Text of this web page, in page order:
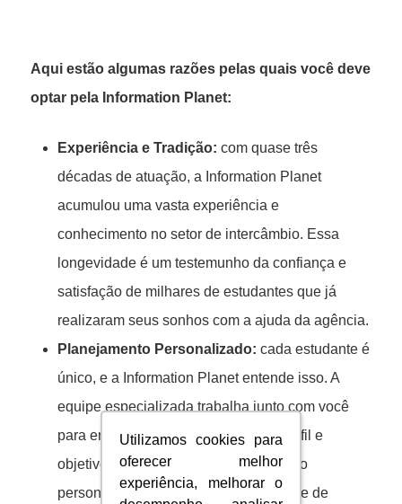
Utilizamos cookies para
oferecer melhor
experiência, melhorar o
Utilizamos cookies para
oferecer melhor
experiência, melhorar o
Aqui estão algumas razões pelas quais você deve
optar pela Information Planet:
Experiência e Tradição: com quase três
décadas de atuação, a Information Planet
acumulou uma vasta experiência e
conhecimento no setor de intercâmbio. Essa
longevidade é um testemunho da confiança e
satisfação de milhares de estudantes que já
realizaram seus sonhos com a ajuda da agência.
Planejamento Personalizado: cada estudante é
único, e a Information Planet entende isso. A
equipe especializada trabalha junto com você
para entender suas necessidades, perfil e
objetivos, oferecendo um planejamento
personalizado. Seja você um estudante de